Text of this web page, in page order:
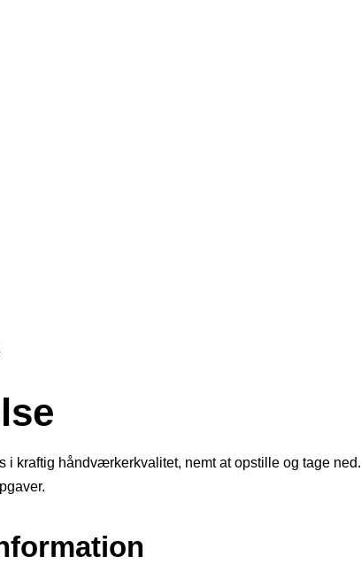
i kraftig håndværkerkvalitet, nemt at opstille og tage ned.